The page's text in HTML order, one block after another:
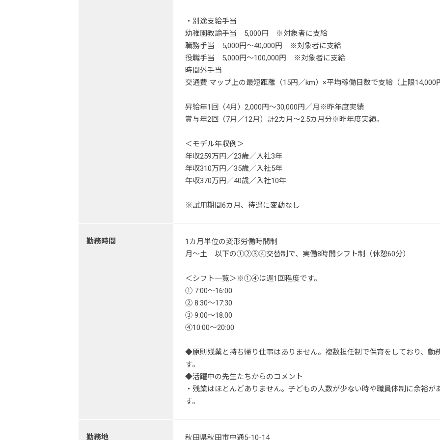
・別途支給手当
幼稚園教諭手当 5,000円 ※対象者に支給
職務手当 5,000円～40,000円 ※対象者に支給
役職手当 5,000円～100,000円 ※対象者に支給
時間外手当
交通費 マップ上の最短距離（15円／km）×平均稼働日数で支給（上限14,000
昇給年1回（4月）2,000円～30,000円／月※昨年度実績
賞与年2回（7月／12月）計2カ月～2.5カ月分※昨年度実績。
＜モデル年収例＞
年収259万円／23歳／入社3年
年収310万円／35歳／入社5年
年収370万円／40歳／入社10年
※試用期間6カ月、待遇に変動なし
勤務時間
1カ月単位の変形労働時間制
月～土 以下の①②③④交替制で、実働8時間シフト制（休憩60分）
＜シフト一覧＞※①④は週1回程度です。
① 7:00～16:00
② 8:30～17:30
③ 9:00～18:00
④10:00～20:00
◆原則残業と持ち帰り仕事はありません。複数担任制で保育をしており、勤
す。
◆活躍中の先生たちからのコメント
・残業はほとんどありません。子どもの人数が少ない時や職員体制に余裕
す。
勤務地 秋田県秋田市中通5-10-14